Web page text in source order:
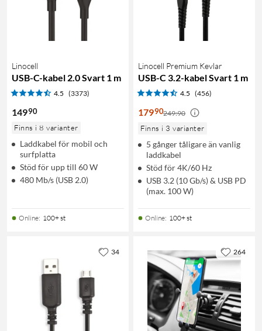
Linocell
USB-C-kabel 2.0 Svart 1 m
4.5 (3373)
14990
Finns i 8 varianter
Laddkabel för mobil och
surfplatta
Stöd för upp till 60 W
480 Mb/s (USB 2.0)
Online: 100+ st
Linocell Premium Kevlar
USB-C 3.2-kabel Svart 1 m
4.5 (456)
17990249:90
Finns i 3 varianter
5 gånger tåligare än vanlig
laddkabel
Stöd för 4K/60 Hz
USB 3.2 (10 Gb/s) & USB PD
(max. 100 W)
Online: 100+ st
34 264